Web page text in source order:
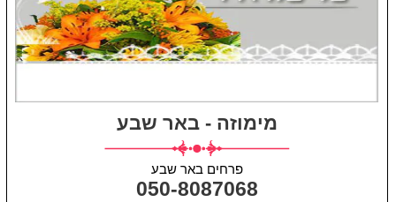
מימוזה - באר שבע
פרחים באר שבע
050-8087068